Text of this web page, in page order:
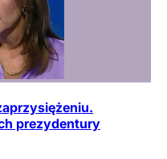
prezydentury